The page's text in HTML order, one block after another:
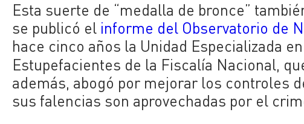
Esta suerte de “medalla de bronce”
se publicó el informe del Observatorio de
hace cinco años la Unidad Especializada
Estupefacientes de la Fiscalía Nacional,
además, abogó por mejorar los controles
sus falencias son aprovechadas por el